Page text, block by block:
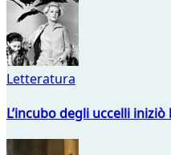
Letteratura
L’incubo degli uccelli